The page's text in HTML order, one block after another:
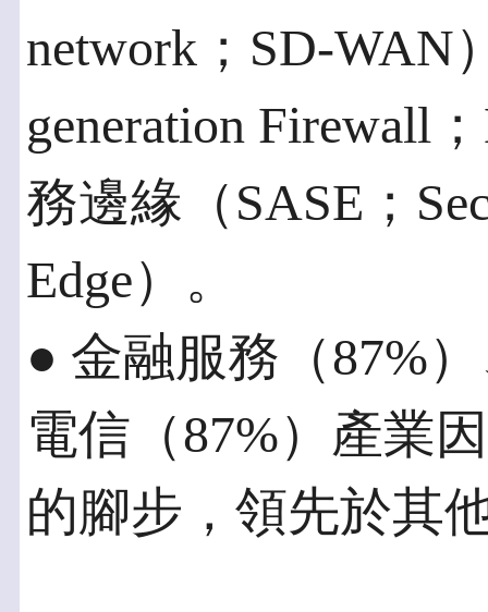
network；SD-WAN
generation Firewall
務邊緣（SASE；
Edge）。
● 金融服務（87%
電信（87%）產業
的腳步，領先於其